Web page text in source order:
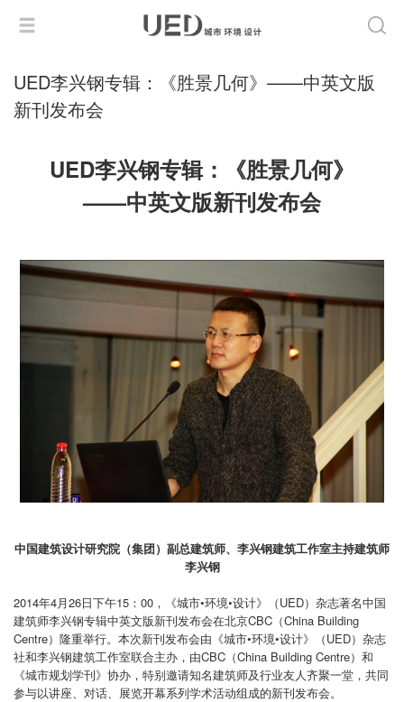
UED李兴钢专辑：《胜景几何》——中英文版
新刊发布会
UED李兴钢专辑：《胜景几何》
——中英文版新刊发布会
中国建筑设计研究院（集团）副总建筑师、李兴钢建筑工作室主持建筑师
李兴钢
2014年4月26日下午15：00，《城市•环境•设计》（UED）杂志著名中国
建筑师李兴钢专辑中英文版新刊发布会在北京CBC（China Building
Centre）隆重举行。本次新刊发布会由《城市•环境•设计》（UED）杂志
社和李兴钢建筑工作室联合主办，由CBC（China Building Centre）和
《城市规划学刊》协办，特别邀请知名建筑师及行业友人齐聚一堂， 共同
参与以讲座、对话、展览开幕系列学术活动组成的新刊发布会。